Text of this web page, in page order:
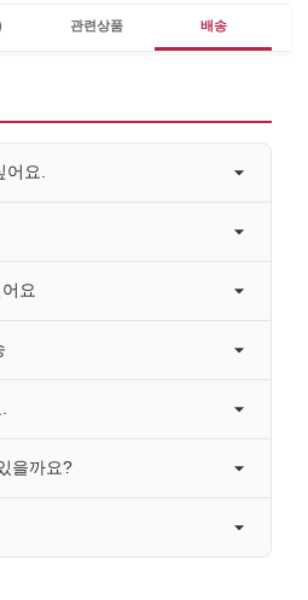
관련상품 배송
요.
요
을까요?